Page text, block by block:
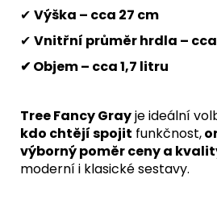
✔ Výška – cca 27 cm
✔ Vnitřní průměr hrdla –
✔ Objem – cca 1,7 litru
Tree Fancy Grayje ideální
kdo chtějí spojit funkčnost,
výborný poměr ceny a
moderní i klasické sestavy.